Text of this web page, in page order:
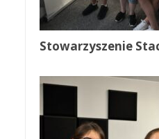
Stowarzyszenie